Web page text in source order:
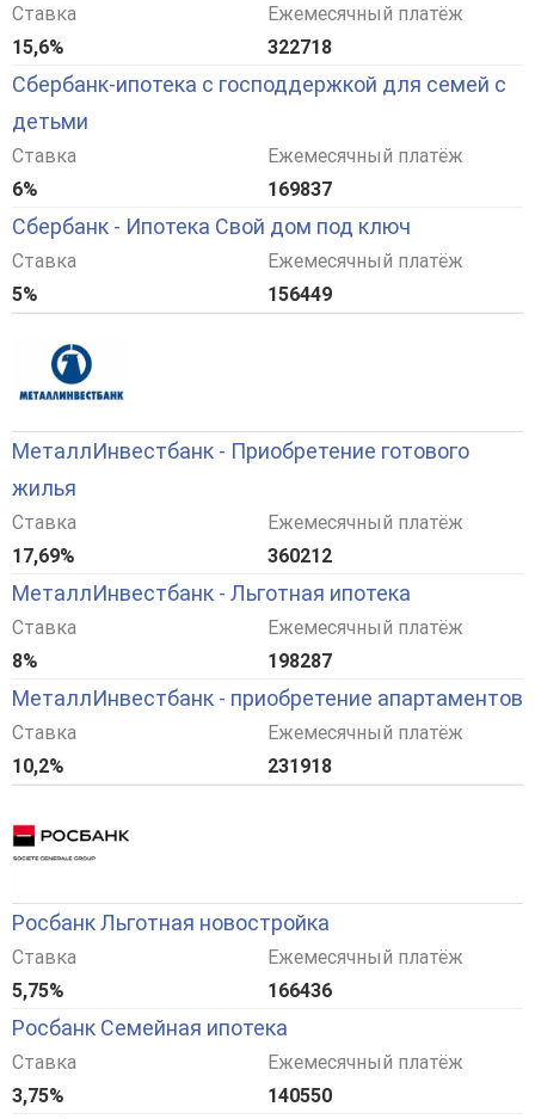
Ставка
15,6%
Ежемесячный платёж
322718
Сбербанк-ипотека с господдержкой для семей с
детьми
Ставка
6%
Ежемесячный платёж
169837
Сбербанк - Ипотека Свой дом под ключ
Ставка
5%
Ежемесячный платёж
156449
МеталлИнвестбанк - Приобретение готового
жилья
Ставка
17,69%
Ежемесячный платёж
360212
МеталлИнвестбанк - Льготная ипотека
Ставка
8%
Ежемесячный платёж
198287
МеталлИнвестбанк - приобретение апартаментов
Ставка
10,2%
Ежемесячный платёж
231918
Росбанк Льготная новостройка
Ставка
5,75%
Ежемесячный платёж
166436
Росбанк Семейная ипотека
Ставка
3,75%
Ежемесячный платёж
140550